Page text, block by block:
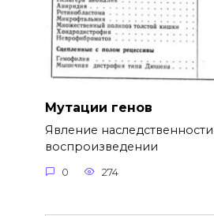
Мутации генов
Явление
воспроизведении
0 274